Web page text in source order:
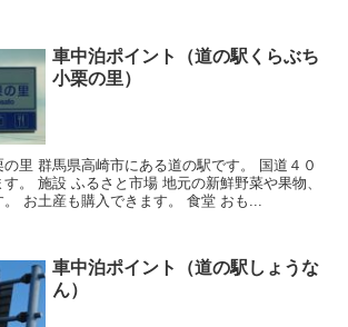
車中泊ポイント（道の駅くらぶち
小栗の里）
里 群馬県高崎市にある道の駅です。 国道４０
。 施設 ふるさと市場 地元の新鮮野菜や果物、
。 お土産も購入できます。 食堂 おも...
車中泊ポイント（道の駅しょうな
ん）